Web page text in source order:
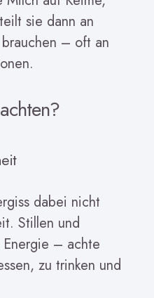
sie dann an
– oft an
dabei nicht
Stillen und
– achte
zu trinken und